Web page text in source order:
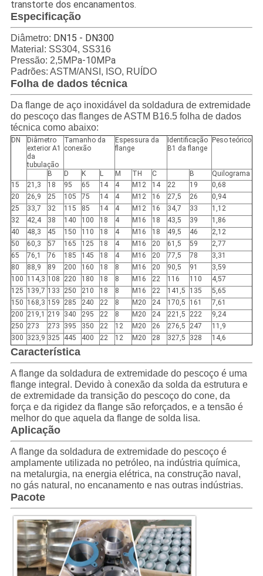
transtorte dos encanamentos.
Especificação
Diâmetro: DN15 - DN300
Material: SS304, SS316
Pressão: 2,5MPa-10MPa
Padrões: ASTM/ANSI, ISO, RUÍDO
Folha de dados técnica
Da flange de aço inoxidável da soldadura de extremidade
do pescoço das flanges de ASTM B16.5 folha de dados
técnica como abaixo:
DN
Diâmetro
exterior A1
da
tubulação
Tamanho da
conexão
Espessura da
flange
Identificação
B1 da flange
Peso teórico
B D K L M TH C B
Quilograma
15
21,3 18 95 65 14 4 M12 14 22 19
0,68
20
26,9 25 105 75 14 4 M12 16 27,5 26
0,94
25
33,7 32 115 85 14 4 M12 16 34,7 33
1,12
32
42,4 38 140 100 18 4 M16 18 43,5 39
1,86
40
48,3 45 150 110 18 4 M16 18 49,5 46
2,12
50
60,3 57 165 125 18 4 M16 20 61,5 59
2,77
65
76,1 76 185 145 18 4 M16 20 77,5 78
3,31
80
88,9 89 200 160 18 8 M16 20 90,5 91
3,59
100 114,3 108 220 180 18 8 M16 22 116 110
4,57
125 139,7 133 250 210 18 8 M16 22 141,5 135
5,65
150 168,3 159 285 240 22 8 M20 24 170,5 161
7,61
200 219,1 219 340 295 22 8 M20 24 221,5 222
9,24
250 273 273 395 350 22 12 M20 26 276,5 247
11,9
300 323,9 325 445 400 22 12 M20 28 327,5 328 14,6
Característica
A flange da soldadura de extremidade do pescoço é uma
flange integral. Devido à conexão da solda da estrutura e
de extremidade da transição do pescoço do cone, da
força e da rigidez da flange são reforçados, e a tensão é
melhor do que aquela da flange de solda lisa.
Aplicação
A flange da soldadura de extremidade do pescoço é
amplamente utilizada no petróleo, na indústria química,
na metalurgia, na energia elétrica, na construção naval,
no gás natural, no encanamento e nas outras indústrias.
Pacote